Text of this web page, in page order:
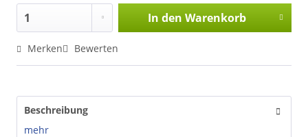
In den Warenkorb
Merken Bewerten
Beschreibung
mehr